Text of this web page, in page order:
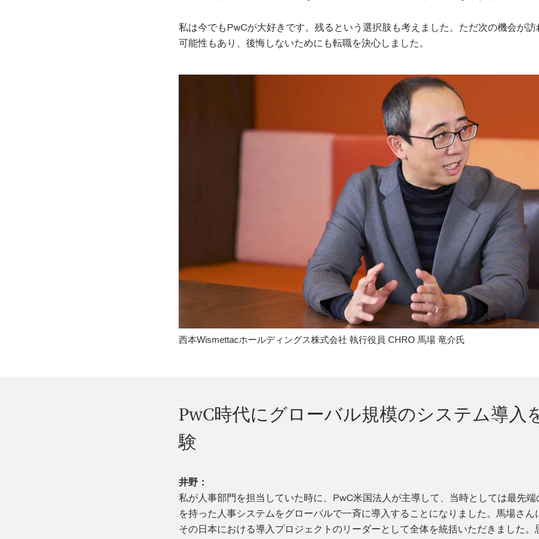
私は今でもPwCが大好きです。残るという選択肢も考えました。ただ次の機会が訪
可能性もあり、後悔しないためにも転職を決心しました。
西本Wismettacホールディングス株式会社 執行役員 CHRO 馬場 竜介氏
PwC時代にグローバル規模のシステム導入
験
井野：
私が人事部門を担当していた時に、PwC米国法人が主導して、当時としては最先端
を持った人事システムをグローバルで一斉に導入することになりました。馬場さん
その日本における導入プロジェクトのリーダーとして全体を統括いただきました。